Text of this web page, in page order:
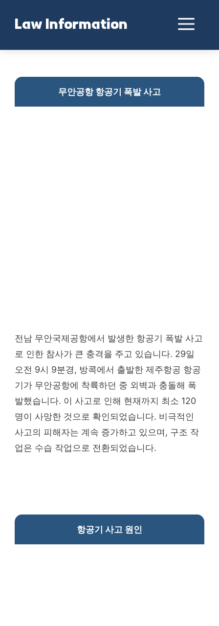
contentLaw Information
무안공항 항공기 폭발 사고
전남 무안국제공항에서 발생한 항공기 폭발 사고
로 인한 참사가 큰 충격을 주고 있습니다. 29일
오전 9시 9분경, 방콕에서 출발한 제주항공 항공
기가 무안공항에 착륙하던 중 외벽과 충돌해 폭
발했습니다. 이 사고로 인해 현재까지 최소 120
명이 사망한 것으로 확인되었습니다. 비극적인
사고의 피해자는 계속 증가하고 있으며, 구조 작
업은 수습 작업으로 전환되었습니다.
항공기 사고 원인